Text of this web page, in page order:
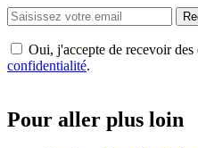
Oui, j'accepte de recevoir
confidentialité.
Pour aller plus loin